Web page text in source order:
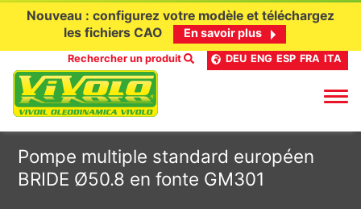
contenu
Nouveau : configurez votre modèle et téléchargez
les fichiers CAO
En savoir plus
Rechercher un produit DEU ENG ESP FRA ITA
Pompe multiple standard européen
BRIDE Ø50.8 en fonte GM301